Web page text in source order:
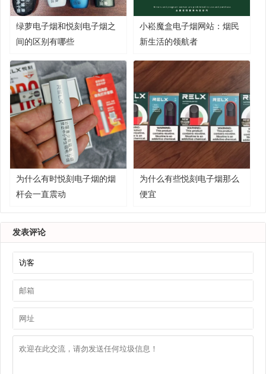
绿萝电子烟和悦刻电子烟之
间的区别有哪些
小崧魔盒电子烟网站：烟民
新生活的领航者
为什么有时悦刻电子烟的烟
杆会一直震动
为什么有些悦刻电子烟那么
便宜
发表评论